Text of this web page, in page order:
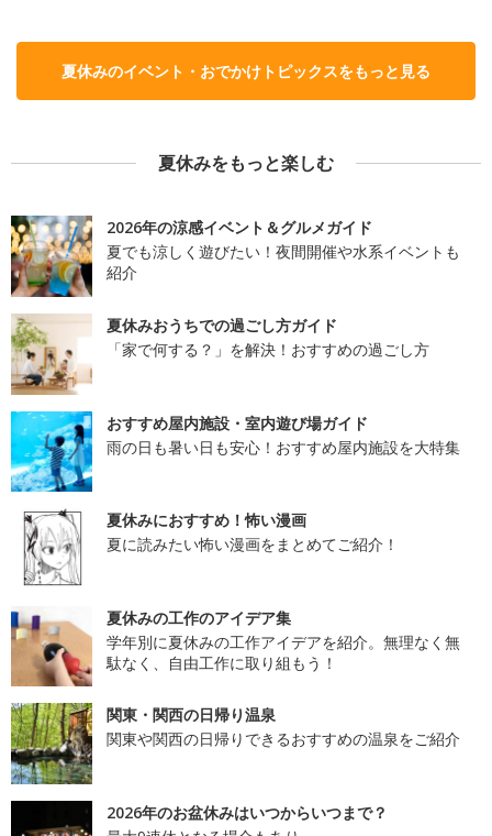
夏休みのイベント・おでかけトピックスをもっと見る
夏休みをもっと楽しむ
2026年の涼感イベント＆グルメガイド
夏でも涼しく遊びたい！夜間開催や水系イベントも
紹介
夏休みおうちでの過ごし方ガイド
「家で何する？」を解決！おすすめの過ごし方
おすすめ屋内施設・室内遊び場ガイド
雨の日も暑い日も安心！おすすめ屋内施設を大特集
夏休みにおすすめ！怖い漫画
夏に読みたい怖い漫画をまとめてご紹介！
夏休みの工作のアイデア集
学年別に夏休みの工作アイデアを紹介。無理なく無
駄なく、自由工作に取り組もう！
関東・関西の日帰り温泉
関東や関西の日帰りできるおすすめの温泉をご紹介
2026年のお盆休みはいつからいつまで？